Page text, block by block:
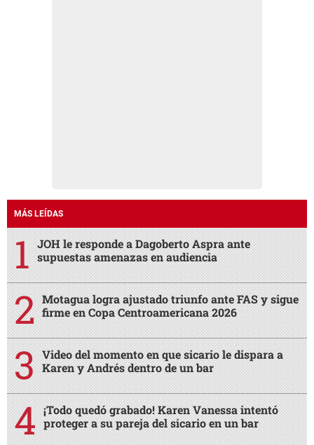
MÁS LEÍDAS
JOH le responde a Dagoberto Aspra ante
supuestas amenazas en audiencia
Motagua logra ajustado triunfo ante FAS y sigue
firme en Copa Centroamericana 2026
Video del momento en que sicario le dispara a
Karen y Andrés dentro de un bar
¡Todo quedó grabado! Karen Vanessa intentó
proteger a su pareja del sicario en un bar